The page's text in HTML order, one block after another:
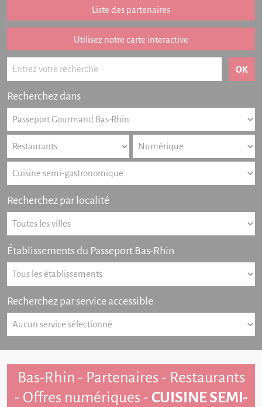
Listing des newsletters
Haut-Rhin
Offres numériques
Partenariat
FAQ
Livre d'or
Contact
Liste des partenaires
Utilisez notre carte interactive
Recherchez dans
Recherchez par localité
Établissements du Passeport Bas-Rhin
Recherchez par service accessible
Bas-Rhin - Partenaires - Restaurants
- Offres numériques - CUISINE SEMI-